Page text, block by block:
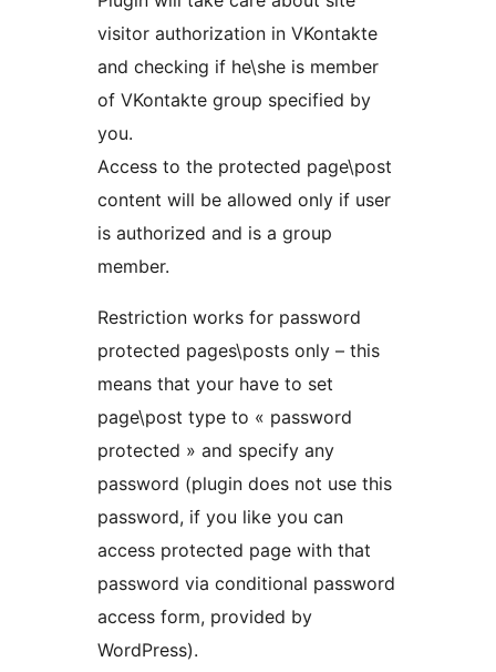
visitor authorization in VKontakte
and checking if he\she is member
of VKontakte group specified by
you.
Access to the protected page\post
content will be allowed only if user
is authorized and is a group
member.
Restriction works for password
protected pages\posts only – this
means that your have to set
page\post type to « password
protected » and specify any
password (plugin does not use this
password, if you like you can
access protected page with that
password via conditional password
access form, provided by
WordPress).